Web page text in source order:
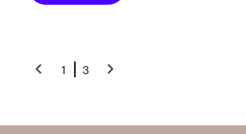
1 3